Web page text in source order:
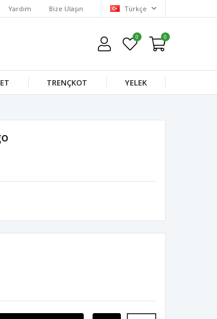
Yardım Bize Ulaşın Türkçe
0 0
TRENÇKOT YELEK